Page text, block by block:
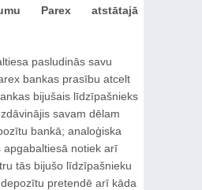
Parex atstātajā
pasludinās savu
bankas prasību atcelt
bijušais līdzīpašnieks
savam dēlam
bankā; analoģiska
apgabaltiesā notiek arī
tās bijušo līdzīpašnieku
pretendē arī kāda